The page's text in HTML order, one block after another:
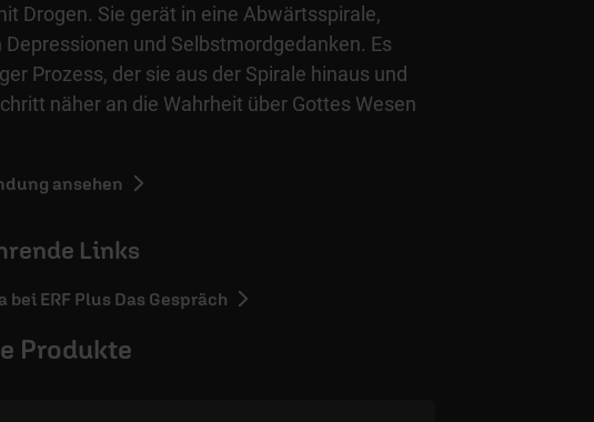
Drogen. Sie gerät in eine Abwärtsspirale,
Depressionen und Selbstmordgedanken. Es
Prozess, der sie aus der Spirale hinaus und
näher an die Wahrheit über Gottes Wesen
ansehen
Links
bei ERF Plus Das Gespräch
Produkte